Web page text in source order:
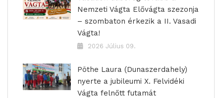
Nemzeti Vágta Elővágta szezonja
– szombaton érkezik a II. Vasadi
Vágta!
2026 Július 09.
Pöthe Laura (Dunaszerdahely)
nyerte a jubileumi X. Felvidéki
Vágta felnőtt futamát